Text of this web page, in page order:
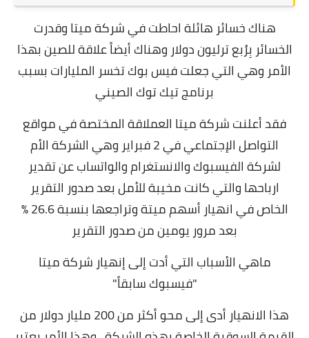
هناك خسائر هائلة احاطت في شركة ميتا وقدرت
الخسائر بِرُبع ترليون دولار وهناك أيضاً علاقة للصين بهذا
الأمر وهي التي جعلت فيس بوك تخسر المليارات بسبب
برنامج تيك توك الصيني
فقد أعلنت شركة ميتا العملاقة المختصة في مواقع
التواصل الإجتماعي في 2 فبراير وهي الشركة الأم
لشركة الفيسبوك والانستغرام والواتساب عن تقدير
ارباحها والتي كانت مخيبة للأمل بعد صدور التقرير
الخاص في انهيار أسهم ميتة وتراجعها بنسبة 26.6 %
بعد مرور يومين من صدور التقرير
ماهي الأسباب التي أدت إلى إنهيار شركة ميتا
"فيسبوك سابقاً"
هذا الانهيار أدى إلى محو أكثر من 200 مليار دولار من